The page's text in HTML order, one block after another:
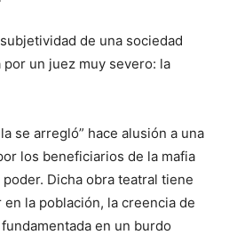
de una sociedad
un juez muy severo: la
se arregló” hace alusión a una
los beneficiarios de la mafia
Dicha obra teatral tiene
la población, la creencia de
en un burdo